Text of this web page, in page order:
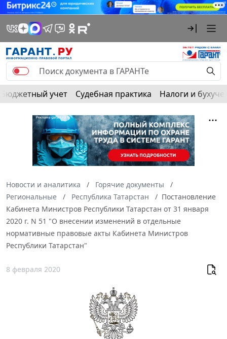
Бюджетный учет Судебная практика Налоги и
Новости и аналитика
Горячие документы
Региональные
Республика Татарстан
Постановление
Кабинета Министров Республики Татарстан от 31 января
2020 г. N 51 "О внесении изменений в отдельные
нормативные правовые акты Кабинета Министров
Республики Татарстан"
8 февраля 2020